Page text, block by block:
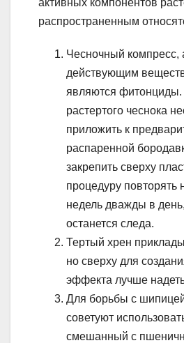
активных компонентов
распространенным
Чесночный компресс,
действующим
являются
растертого чеснока
приложить к
распаренной
закрепить сверху
процедуру повторять
недель дважды в
останется следа.
Тертый хрен
но сверху для
эффекта лучше
Для борьбы с
советуют
смешанный с